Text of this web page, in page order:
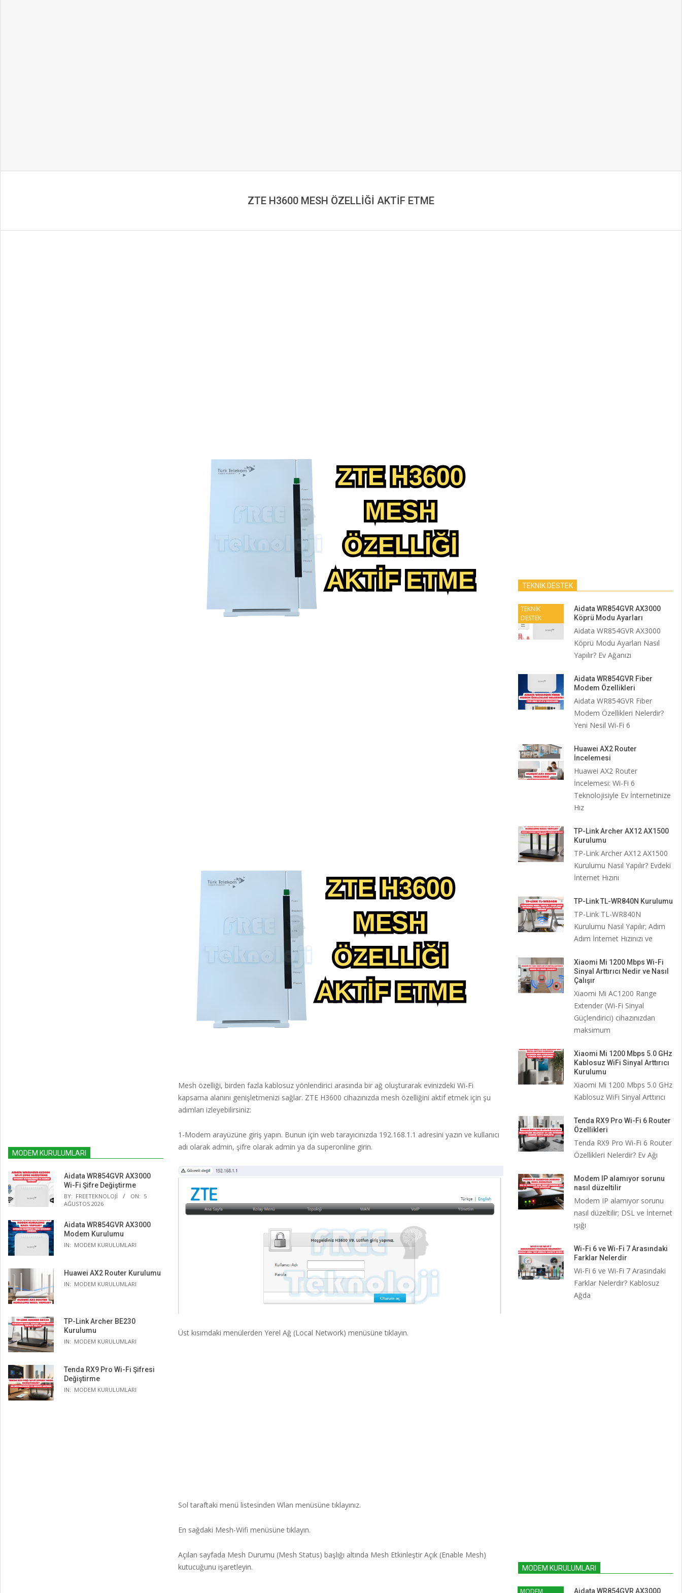
ZTE H3600 MESH ÖZELLİĞİ AKTİF ETME
Mesh özelliği, birden fazla kablosuz yönlendirici arasında bir ağ oluşturarak evinizdeki Wi-Fi
kapsama alanını genişletmenizi sağlar. ZTE H3600 cihazınızda mesh özelliğini aktif etmek için şu
adımları izleyebilirsiniz:
1-Modem arayüzüne giriş yapın. Bunun için web tarayıcınızda 192.168.1.1 adresini yazın ve kullanıcı
adı olarak admin, şifre olarak admin ya da superonline girin.
Üst kısımdaki menülerden Yerel Ağ (Local Network) menüsüne tıklayın.
Sol taraftaki menü listesinden Wlan menüsüne tıklayınız.
En sağdaki Mesh-Wifi menüsüne tıklayın.
Açılan sayfada Mesh Durumu (Mesh Status) başlığı altında Mesh Etkinleştir Açık (Enable Mesh)
kutucuğunu işaretleyin.
MODEM KURULUMLARI
Aidata WR854GVR AX3000
Wi-Fi Şifre Değiştirme
BY: FREETEKNOLOJI ON: 5
AĞUSTOS 2026
Aidata WR854GVR AX3000
Modem Kurulumu
IN: MODEM KURULUMLARI
Huawei AX2 Router Kurulumu
IN: MODEM KURULUMLARI
TP-Link Archer BE230
Kurulumu
IN: MODEM KURULUMLARI
Tenda RX9 Pro Wi-Fi Şifresi
Değiştirme
IN: MODEM KURULUMLARI
TEKNİK DESTEK
TEKNİK
DESTEK
Aidata WR854GVR AX3000
Köprü Modu Ayarları
Aidata WR854GVR AX3000
Köprü Modu Ayarları Nasıl
Yapılır? Ev Ağanızı
Aidata WR854GVR Fiber
Modem Özellikleri
Aidata WR854GVR Fiber
Modem Özellikleri Nelerdir?
Yeni Nesil Wi-Fi 6
Huawei AX2 Router
İncelemesi
Huawei AX2 Router
İncelemesi: Wi-Fi 6
Teknolojisiyle Ev İnternetinize
Hız
TP-Link Archer AX12 AX1500
Kurulumu
TP-Link Archer AX12 AX1500
Kurulumu Nasıl Yapılır? Evdeki
İnternet Hızını
TP-Link TL-WR840N Kurulumu
TP-Link TL-WR840N
Kurulumu Nasıl Yapılır; Adım
Adım İnternet Hızınızı ve
Xiaomi Mi 1200 Mbps Wi-Fi
Sinyal Arttırıcı Nedir ve Nasıl
Çalışır
Xiaomi Mi AC1200 Range
Extender (Wi-Fi Sinyal
Güçlendirici) cihazınızdan
maksimum
Xiaomi Mi 1200 Mbps 5.0 GHz
Kablosuz WiFi Sinyal Arttırıcı
Kurulumu
Xiaomi Mi 1200 Mbps 5.0 GHz
Kablosuz WiFi Sinyal Arttırıcı
Tenda RX9 Pro Wi-Fi 6 Router
Özellikleri
Tenda RX9 Pro Wi-Fi 6 Router
Özellikleri Nelerdir? Ev Ağı
Modem IP alamıyor sorunu
nasıl düzeltilir
Modem IP alamıyor sorunu
nasıl düzeltilir; DSL ve İnternet
ışığı
Wi-Fi 6 ve Wi-Fi 7 Arasındaki
Farklar Nelerdir
Wi-Fi 6 ve Wi-Fi 7 Arasındaki
Farklar Nelerdir? Kablosuz
Ağda
MODEM KURULUMLARI
MODEM Aidata WR854GVR AX3000